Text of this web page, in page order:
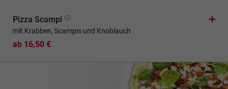
Pizza Scampi
mit Krabben, Scampis und Knoblauch
ab 16,50 €